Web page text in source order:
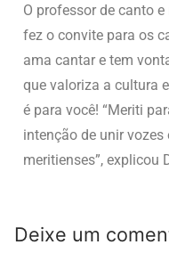
O professor de canto
fez o convite para os
ama cantar e tem
que valoriza a cultura
é para você! “Meriti
intenção de unir
meritienses”, explicou
Deixe um